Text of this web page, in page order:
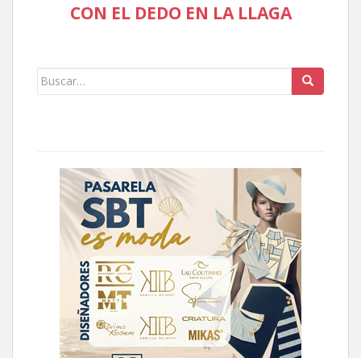
CON EL DEDO EN LA LLAGA
Buscar: